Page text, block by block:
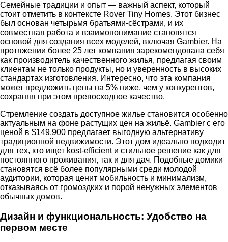
Семейные традиции и опыт — важный аспект, который
стоит отметить в контексте Rover Tiny Homes. Этот бизнес
был основан четырьмя братьями-сёстрами, и их
совместная работа и взаимопонимание становятся
основой для создания всех моделей, включая Gambier. На
протяжении более 25 лет компания зарекомендовала себя
как производитель качественного жилья, предлагая своим
клиентам не только продукты, но и уверенность в высоких
стандартах изготовления. Интересно, что эта компания
может предложить цены на 5% ниже, чем у конкурентов,
сохраняя при этом превосходное качество.
Стремление создать доступное жилье становится особенно
актуальным на фоне растущих цен на жильё. Gambier с его
ценой в $149,900 предлагает выгодную альтернативу
традиционной недвижимости. Этот дом идеально подходит
для тех, кто ищет kost-efficient и стильное решение как для
постоянного проживания, так и для дач. Подобные домики
становятся всё более популярными среди молодой
аудитории, которая ценит мобильность и минимализм,
отказываясь от громоздких и порой ненужных элементов
обычных домов.
Дизайн и функциональность: Удобство на
первом месте